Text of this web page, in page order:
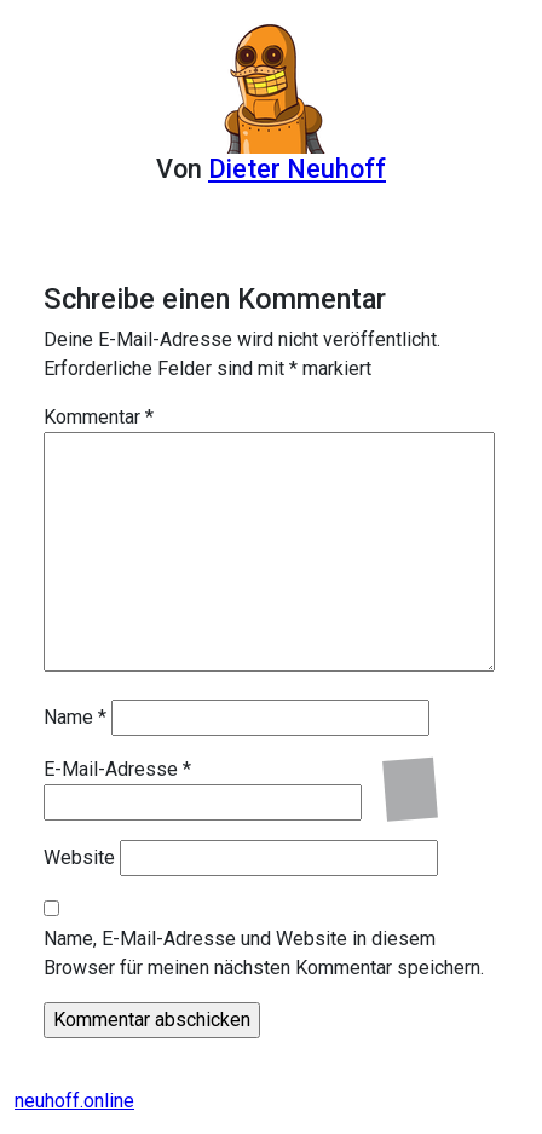
Von Dieter Neuhoff
Schreibe einen Kommentar
Deine E-Mail-Adresse wird nicht veröffentlicht.
Erforderliche Felder sind mit * markiert
Kommentar *
Name *
E-Mail-Adresse *
Website
Name, E-Mail-Adresse und Website in diesem
Browser für meinen nächsten Kommentar speichern.
neuhoff.online